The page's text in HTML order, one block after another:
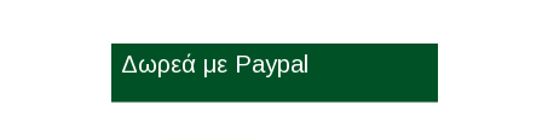
Δωρεά με Paypal